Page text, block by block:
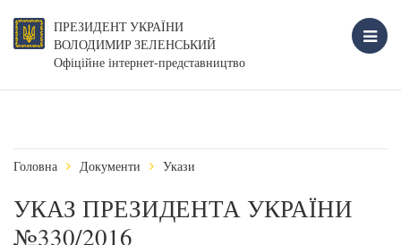
ПРЕЗИДЕНТ УКРАЇНИ
ВОЛОДИМИР ЗЕЛЕНСЬКИЙ
Офіційне інтернет-представництво
Головна Документи Укази
УКАЗ ПРЕЗИДЕНТА УКРАЇНИ
№330/2016